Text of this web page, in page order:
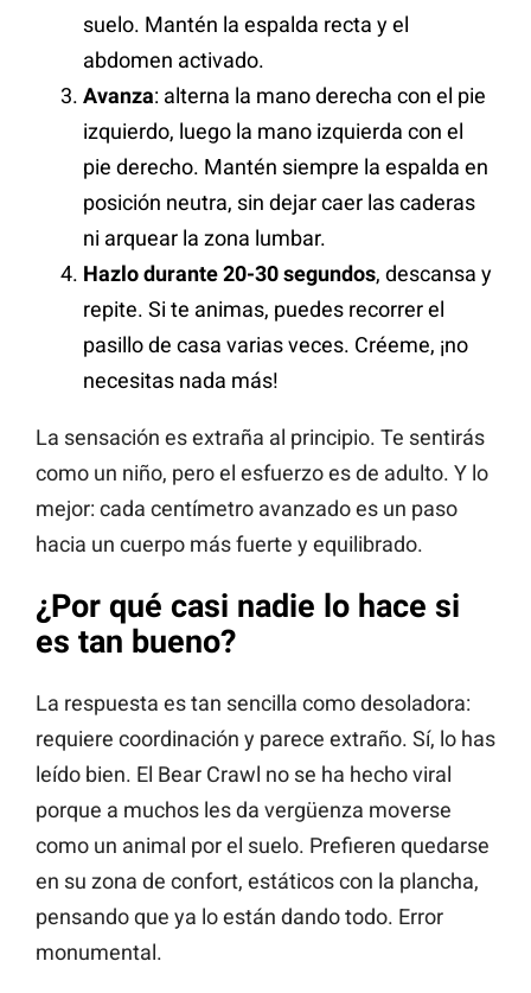
suelo. Mantén la espalda recta y el
abdomen activado.
Avanza: alterna la mano derecha con el pie
izquierdo, luego la mano izquierda con el
pie derecho. Mantén siempre la espalda en
posición neutra, sin dejar caer las caderas
ni arquear la zona lumbar.
Hazlo durante 20-30 segundos, descansa y
repite. Si te animas, puedes recorrer el
pasillo de casa varias veces. Créeme, ¡no
necesitas nada más!
La sensación es extraña al principio. Te sentirás
como un niño, pero el esfuerzo es de adulto. Y lo
mejor: cada centímetro avanzado es un paso
hacia un cuerpo más fuerte y equilibrado.
¿Por qué casi nadie lo hace si
es tan bueno?
La respuesta es tan sencilla como desoladora:
requiere coordinación y parece extraño. Sí, lo has
leído bien. El Bear Crawl no se ha hecho viral
porque a muchos les da vergüenza moverse
como un animal por el suelo. Prefieren quedarse
en su zona de confort, estáticos con la plancha,
pensando que ya lo están dando todo. Error
monumental.